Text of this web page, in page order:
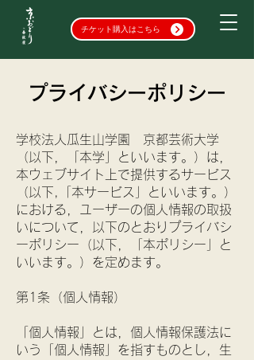
チケット購入はこちら
プライバシーポリシー
学校法人瓜生山学園 京都芸術大学
（以下，「本学」といいます。）は，
本ウェブサイト上で提供するサービス
（以下,「本サービス」といいます。）
における，ユーザーの個人情報の取扱
いについて，以下のとおりプライバシ
ーポリシー（以下，「本ポリシー」と
いいます。）を定めます。
第1条（個人情報）
「個人情報」とは，個人情報保護法に
いう「個人情報」を指すものとし，生